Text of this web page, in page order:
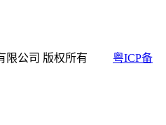
有限公司 版权所有 粤ICP备